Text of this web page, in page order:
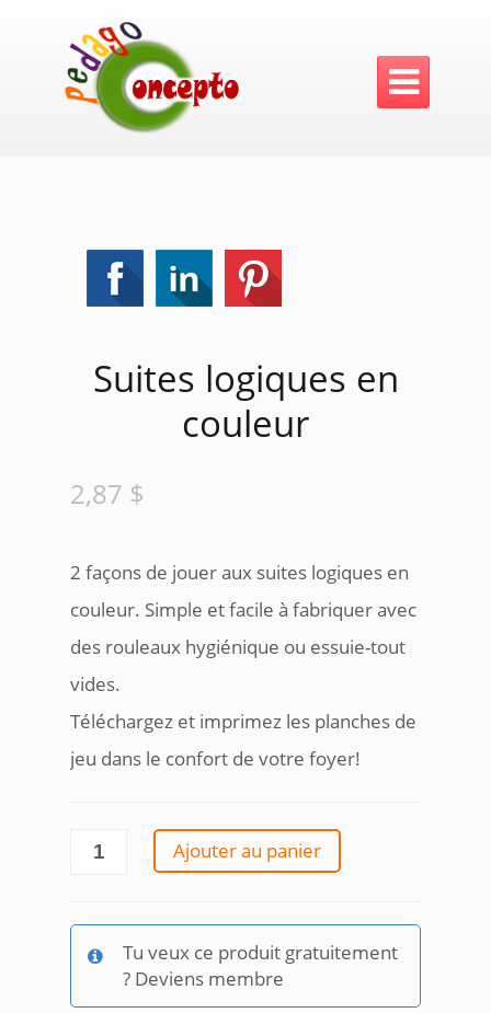

Suites logiques en
couleur
2,87 $
2 façons de jouer aux suites logiques en
couleur. Simple et facile à fabriquer avec
des rouleaux hygiénique ou essuie-tout
vides.
Téléchargez et imprimez les planches de
jeu dans le confort de votre foyer!
quantité
logiques
en
couleur
Ajouter au panier
Tu veux ce produit gratuitement
? Deviens membre